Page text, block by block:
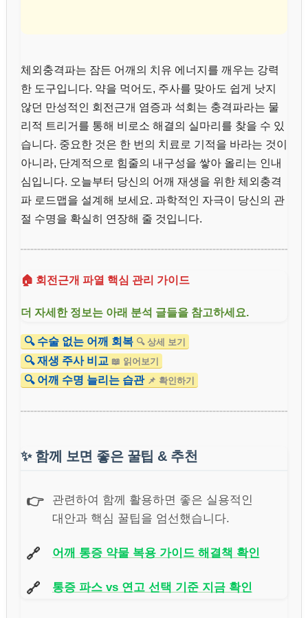
체외충격파는 잠든 어깨의 치유 에너지를 깨우는 강력
한 도구입니다. 약을 먹어도, 주사를 맞아도 쉽게 낫지
않던 만성적인 회전근개 염증과 석회는 충격파라는 물
리적 트리거를 통해 비로소 해결의 실마리를 찾을 수 있
습니다. 중요한 것은 한 번의 치료로 기적을 바라는 것이
아니라, 단계적으로 힘줄의 내구성을 쌓아 올리는 인내
심입니다. 오늘부터 당신의 어깨 재생을 위한 체외충격
파 로드맵을 설계해 보세요. 과학적인 자극이 당신의 관
절 수명을 확실히 연장해 줄 것입니다.
🏠 회전근개 파열 핵심 관리 가이드
더 자세한 정보는 아래 분석 글들을 참고하세요.
🔍 수술 없는 어깨 회복 🔍 상세 보기
🔍 재생 주사 비교 📖 읽어보기
🔍 어깨 수명 늘리는 습관 📌 확인하기
✨ 함께 보면 좋은 꿀팁 & 추천
👉
관련하여 함께 활용하면 좋은 실용적인
대안과 핵심 꿀팁을 엄선했습니다.
🔗 어깨 통증 약물 복용 가이드 해결책 확인
🔗 통증 파스 vs 연고 선택 기준 지금 확인